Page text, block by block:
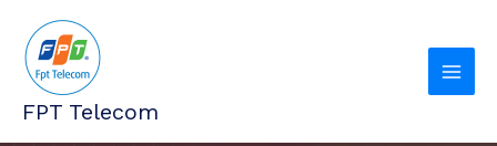
FPT Telecom